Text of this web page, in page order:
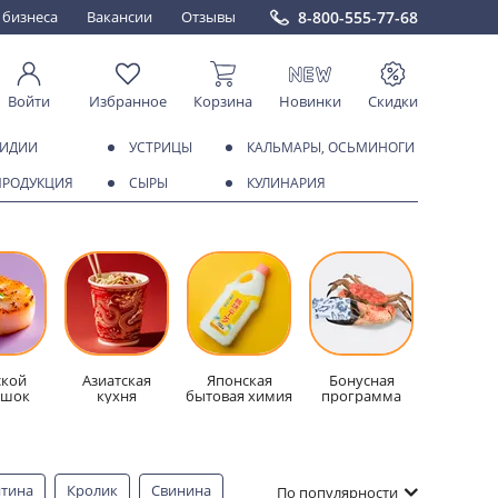
Вакансии Отзывы 8-800-555-77-68
Войти Избранное Корзина Новинки Скидки
УСТРИЦЫ
КАЛЬМАРЫ, ОСЬМИНОГИ
СЫРЫ КУЛИНАРИЯ
Азиатская
кухня
Японская
бытовая химия
Бонусная
программа
Кролик Свинина По популярности